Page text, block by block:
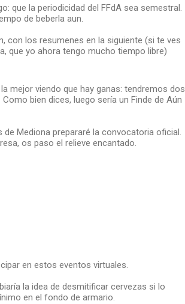
que la periodicidad del FFdA sea semestral.
de beberla aun.
con los resumenes en la siguiente (si te ves
que yo ahora tengo mucho tiempo libre)
mejor viendo que hay ganas: tendremos dos
bien dices, luego sería un Finde de Aún
de Mediona prepararé la convocatoria oficial.
os paso el relieve encantado.
en estos eventos virtuales.
la idea de desmitificar cervezas si lo
en el fondo de armario.